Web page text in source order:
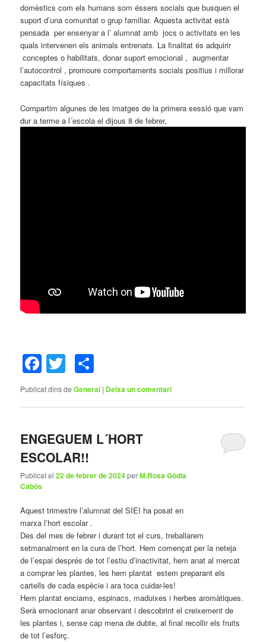
domèstics com els humans som éssers socials que busquen el
suport d’una comunitat o grup familiar. Aquesta activitat està
pensada per ensenyar a l’ alumnat amb jocs o activitats en les
quals intervenen els animals entrenats. La finalitat és adquirir
conceptes o habilitats, donar suport emocional , augmentar
l’autocontrol , promoure comportaments socials positius i millorar
capacitats físiques .
Compartim algunes de les imatges de la primera sessió que vam
dur a terme a l´escola el dijous 8 de febrer,
Facebook
Twitter
Publicat dins de General | Deixa un comentari
ENGEGUEM L´HORT
ESCOLAR!!
Publicat el22 de febrer de 2024perM.Rosa Gòdia
Cabós
Aquest trimestre l’alumnat del SIEI ha posat en
marxa l’hort escolar.
Des del mes de febrer i durant tot el curs, treballarem
setmanalment en la cura de l’hort. Hem començat per la neteja
de l’espai després de tot l’estiu d’inactivitat, hem anat al mercat
a comprar les plantes, les hem plantat estem preparant els
cartells de cada espècie i ara toca cuidar-les!
Hem plantat enciams, espinacs, maduixes i herbes aromàtiques.
Serà emocionant anar observant i descobrint el creixement de
les plantes i, sense cap mena de dubte, al final recollir els fruits
de tot l’esforç.